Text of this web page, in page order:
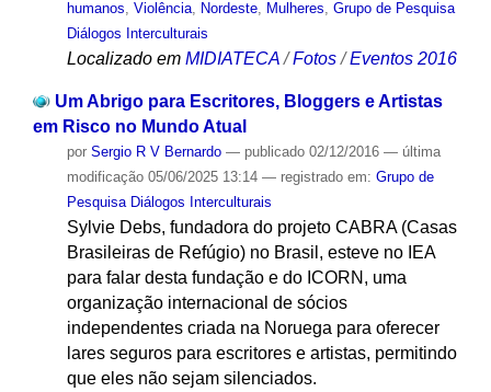
humanos, Violência, Nordeste, Mulheres, Grupo de Pesquisa
Diálogos Interculturais
Localizado em MIDIATECA /Fotos /Eventos 2016
Um Abrigo para Escritores, Bloggers e Artistas
em Risco no Mundo Atual
por Sergio R V Bernardo — publicado02/12/2016 — última
modificação05/06/2025 13:14 — registrado em: Grupo de
Pesquisa Diálogos Interculturais
Sylvie Debs, fundadora do projeto CABRA (Casas
Brasileiras de Refúgio) no Brasil, esteve no IEA
para falar desta fundação e do ICORN, uma
organização internacional de sócios
independentes criada na Noruega para oferecer
lares seguros para escritores e artistas, permitindo
que eles não sejam silenciados.